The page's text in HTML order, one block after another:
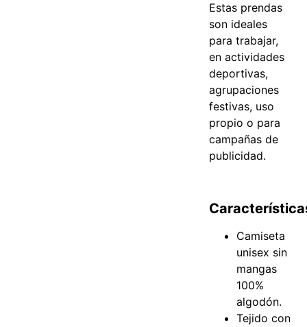
Estas prendas
son ideales
para trabajar,
en actividades
deportivas,
agrupaciones
festivas, uso
propio o para
campañas de
publicidad.
Camiseta
unisex sin
mangas
100%
algodón.
Tejido con